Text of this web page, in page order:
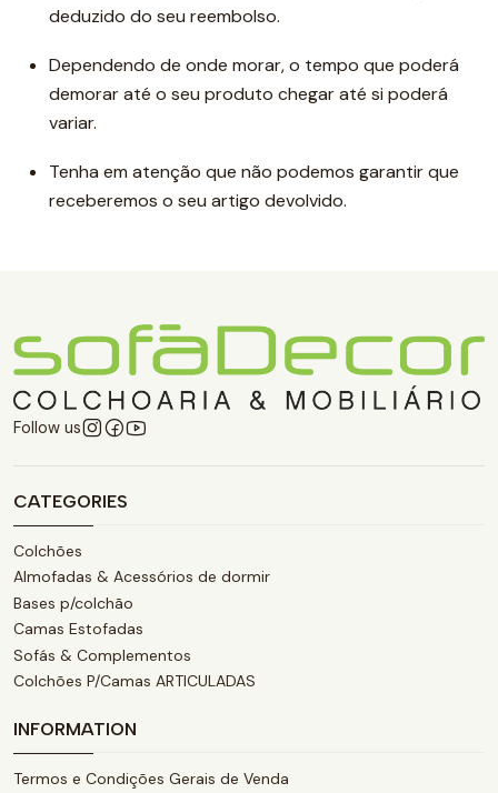
deduzido do seu reembolso.
Dependendo de onde morar, o tempo que poderá
demorar até o seu produto chegar até si poderá
variar.
Tenha em atenção que não podemos garantir que
receberemos o seu artigo devolvido.
Follow us
CATEGORIES
Colchões
Almofadas & Acessórios de dormir
Bases p/colchão
Camas Estofadas
Sofás & Complementos
Colchões P/Camas ARTICULADAS
INFORMATION
Termos e Condições Gerais de Venda